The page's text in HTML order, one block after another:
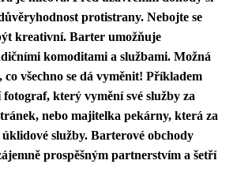
protistrany. Nebojte se
kreativní. Barter umožňuje
komoditami a službami. Možná
všechno se dá vyměnit! Příkladem
který vymění své služby za
nebo majitelka pekárny, která za
služby. Barterové obchody
prospěšným partnerstvím a šetří